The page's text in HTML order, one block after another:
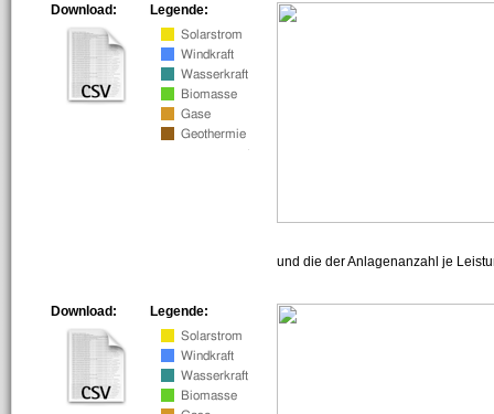
Legende:
Download:
und die der Anlagenanzahl je
Legende:
Download: